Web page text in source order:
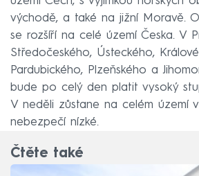
východě, a také na jižní Moravě.
se rozšíří na celé území Česka. V
Středočeského, Ústeckého,
Pardubického, Plzeňského a
bude po celý den platit vysoký
V neděli zůstane na celém území
nebezpečí nízké.
Čtěte také